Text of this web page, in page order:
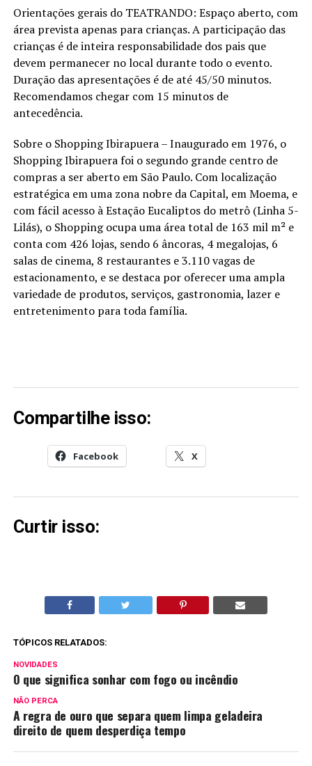
Orientações gerais do TEATRANDO: Espaço aberto, com
área prevista apenas para crianças. A participação das
crianças é de inteira responsabilidade dos pais que
devem permanecer no local durante todo o evento.
Duração das apresentações é de até 45/50 minutos.
Recomendamos chegar com 15 minutos de
antecedência.
Sobre o Shopping Ibirapuera – Inaugurado em 1976, o
Shopping Ibirapuera foi o segundo grande centro de
compras a ser aberto em São Paulo. Com localização
estratégica em uma zona nobre da Capital, em Moema, e
com fácil acesso à Estação Eucaliptos do metrô (Linha 5-
Lilás), o Shopping ocupa uma área total de 163 mil m² e
conta com 426 lojas, sendo 6 âncoras, 4 megalojas, 6
salas de cinema, 8 restaurantes e 3.110 vagas de
estacionamento, e se destaca por oferecer uma ampla
variedade de produtos, serviços, gastronomia, lazer e
entretenimento para toda família.
Compartilhe isso:
Facebook X
Curtir isso:
TÓPICOS RELATADOS:
NOVIDADES
O que significa sonhar com fogo ou incêndio
NÃO PERCA
A regra de ouro que separa quem limpa geladeira
direito de quem desperdiça tempo